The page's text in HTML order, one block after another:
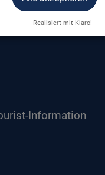
BEI
Information
Realisiert mit Klaro!